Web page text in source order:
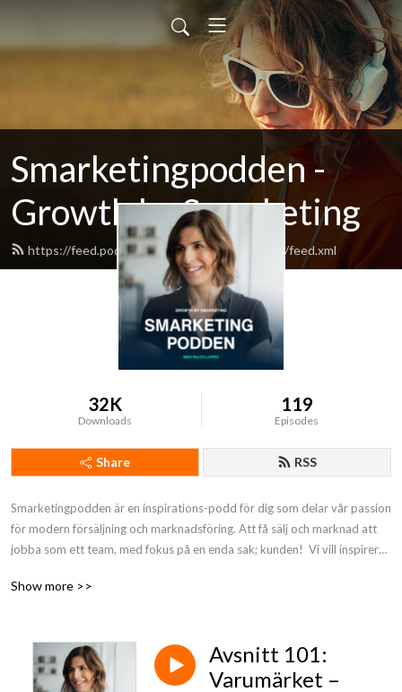
Smarketingpodden -
Growth by Smarketing
https://feed.podbean.com/smarketingpodden/feed.xml
32K
Downloads
119
Episodes
Share RSS
Smarketingpodden är en inspirations-podd för dig som delar vår passion
för modern försäljning och marknadsföring. Att få sälj och marknad att
jobba som ett team, med fokus på en enda sak; kunden!  Vi vill inspirera
att det skapar en grym tillväxtkraft! Vi kallar det ”Growth by
Tillsammans med våra gäster i podden har vi över 100 års erfarenhet
inom försäljning och marknadsföring. Och konceptet för podden är
Show more >>
Avsnitt 101:
Varumärket –